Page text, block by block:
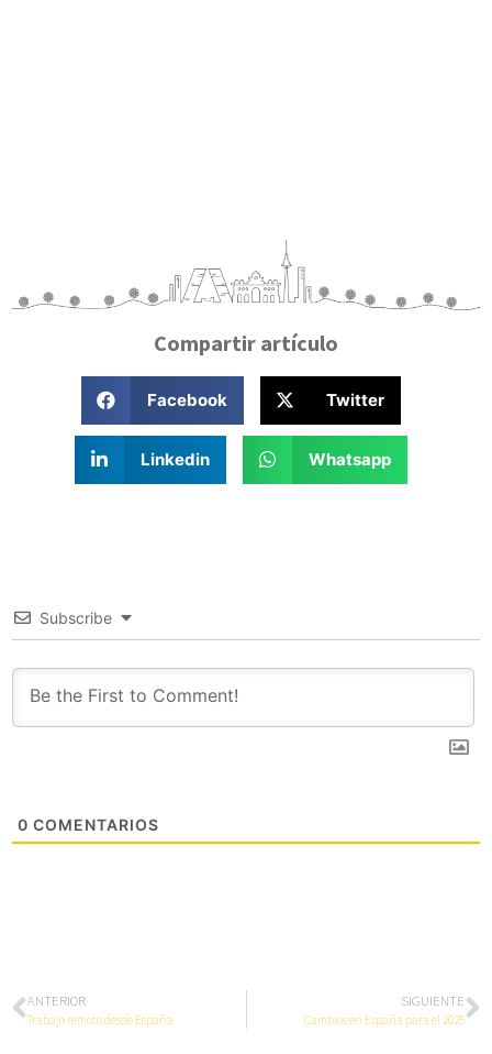
Compartir artículo
Facebook Twitter
Linkedin Whatsapp
Subscribe
0 COMENTARIOS
ANTERIOR
Trabajo remoto desde España
SIGUIENTE
Cambios en España para el 2025